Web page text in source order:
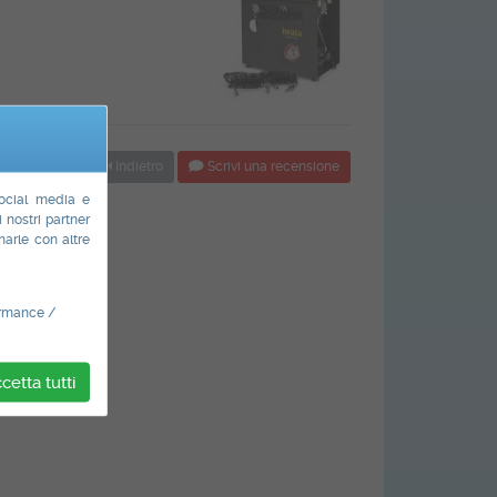
Indietro
Scrivi una recensione
media e
nostri partner
con altre
/
tutti